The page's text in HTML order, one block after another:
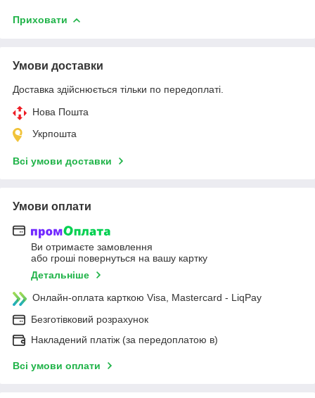
Приховати
Умови доставки
Доставка здійснюється тільки по передоплаті.
Нова Пошта
Укрпошта
Всі умови доставки
Умови оплати
Ви отримаєте замовлення
або гроші повернуться на вашу картку
Детальніше
Онлайн-оплата карткою Visa, Mastercard - LiqPay
Безготівковий розрахунок
Накладений платіж (за передоплатою в)
Всі умови оплати